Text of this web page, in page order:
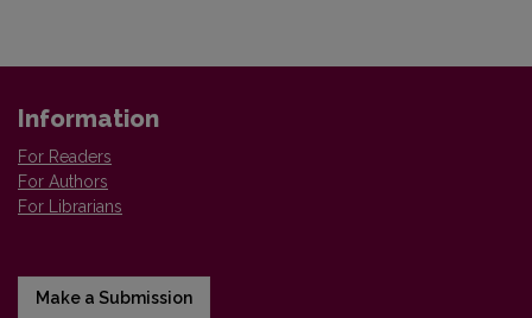
Information
For Readers
For Authors
For Librarians
Make a Submission